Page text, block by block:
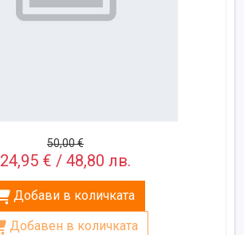
50,00 €
24,95 € / 48,80 лв.
Добави в количката
Добавен в количката